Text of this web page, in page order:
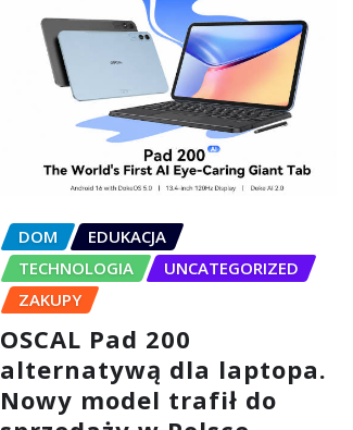
DOM
EDUKACJA
TECHNOLOGIA
UNCATEGORIZED
ZAKUPY
OSCAL Pad 200
alternatywą dla laptopa.
Nowy model trafił do